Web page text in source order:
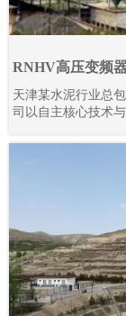
RNHV高压变频
天津某水泥行业总
司以自主核心技术
备成套供货、工程